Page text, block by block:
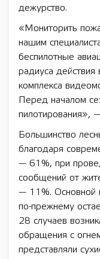
дежурство.
«Мониторить
нашим
беспилотные
радиуса действия
комплекса
Перед началом
пилотирования»,
Большинство
благодаря
— 61%, при
сообщений от
— 11%. Основной
по-прежнему
28 случаев
обращения с
представляли